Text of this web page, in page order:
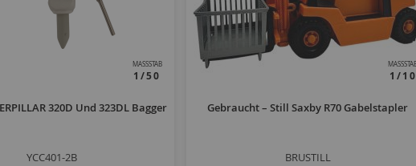
MASSSTAB
1/50
320D Und 323DL Bagger
YCC401-2B
MASSSTAB
1/10
Gebraucht – Still Saxby R70 Gabelstapler
BRUSTILL